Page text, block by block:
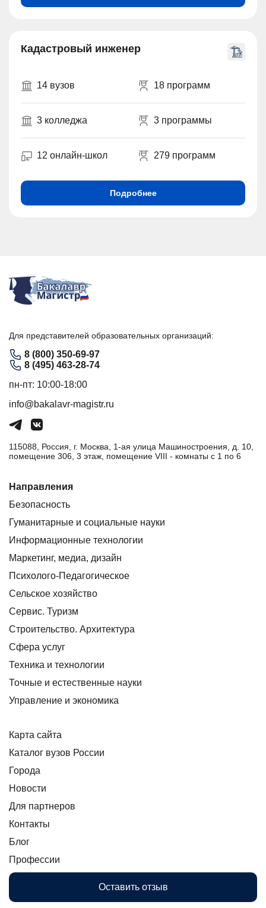
Кадастровый инженер
14 вузов 18 программ
3 колледжа 3 программы
12 онлайн-школ 279 программ
Подробнее
Для представителей образовательных организаций:
8 (800) 350-69-97
8 (495) 463-28-74
пн-пт: 10:00-18:00
info@bakalavr-magistr.ru
115088, Россия, г. Москва, 1-ая улица Машиностроения, д. 10,
помещение 306, 3 этаж, помещение VIII - комнаты с 1 по 6
Направления
Безопасность
Гуманитарные и социальные науки
Информационные технологии
Маркетинг, медиа, дизайн
Психолого-Педагогическое
Сельское хозяйство
Сервис. Туризм
Строительство. Архитектура
Сфера услуг
Техника и технологии
Точные и естественные науки
Управление и экономика
Карта сайта
Каталог вузов России
Города
Новости
Для партнеров
Контакты
Блог
Профессии
Оставить отзыв